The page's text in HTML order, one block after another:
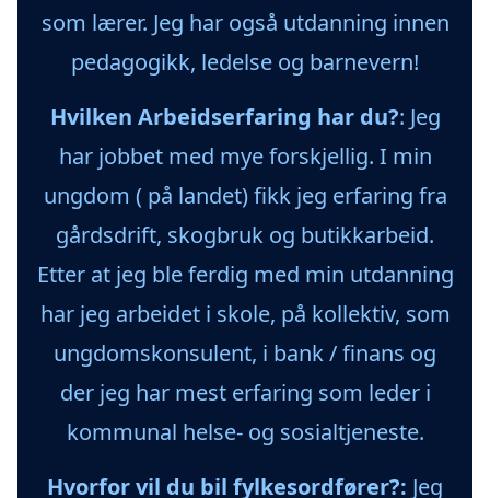
som lærer. Jeg har også utdanning innen
pedagogikk, ledelse og barnevern!
Hvilken Arbeidserfaring har du?: Jeg
har jobbet med mye forskjellig. I min
ungdom ( på landet) fikk jeg erfaring fra
gårdsdrift, skogbruk og butikkarbeid.
Etter at jeg ble ferdig med min utdanning
har jeg arbeidet i skole, på kollektiv, som
ungdomskonsulent, i bank / finans og
der jeg har mest erfaring som leder i
kommunal helse- og sosialtjeneste.
Hvorfor vil du bil fylkesordfører?: Jeg